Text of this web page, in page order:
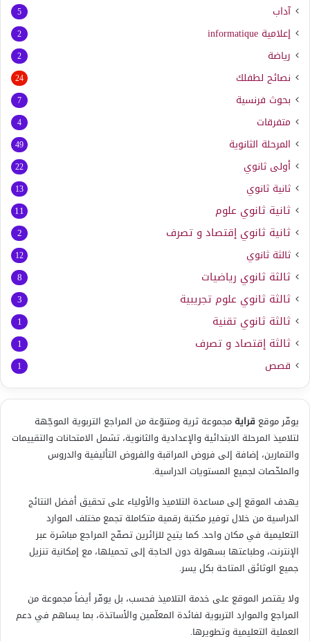
آداب 5
إعلامية informatique
2
رياضة 2
نصائح لطفلك 24
بحوث فرنسية 7
متفرقات 4
المرحلة الثانوية 49
أولى ثانوي 22
ثانية ثانوي 13
ثانية ثانوي علوم 11
ثانية ثانوي إقتصاد و تصرف 2
ثالثة ثانوي 12
ثالثة ثانوي رياضيات 8
ثالثة ثانوي علوم تجريبية 3
ثالثة ثانوي تقنية 1
ثالثة إقتصاد و تصرف 1
قصص 1
يوفّر موقع قرايةمجموعة ثرية ومتنوّعة من المراجع التربوية الموجّهة
لتلاميذ المرحلة الابتدائية والإعدادية والثانوية، تشمل الامتحانات والتقييمات
والتمارين، إضافة إلى فروض المراقبة والفروض التأليفية والدروس
والملخّصات لجميع المستويات الدراسية.
يهدف الموقع إلى مساعدة التلاميذ والأولياء على تحقيق أفضل النتائج
الدراسية من خلال توفير مكتبة رقمية متكاملة تجمع مختلف الموارد
التعليمية في مكان واحد. كما يتيح للزائرين تصفّح المراجع مباشرة عبر
الإنترنت، وطباعتها بسهولة دون الحاجة إلى تحميلها، مع إمكانية تنزيل
جميع الوثائق المتاحة بكل يسر.
ولا يقتصر الموقع على خدمة التلاميذ فحسب، بل يوفّر أيضاً مجموعة من
المراجع والموارد التربوية لفائدة المعلّمين والأساتذة، بما يساهم في دعم
العملية التعليمية وتطويرها.